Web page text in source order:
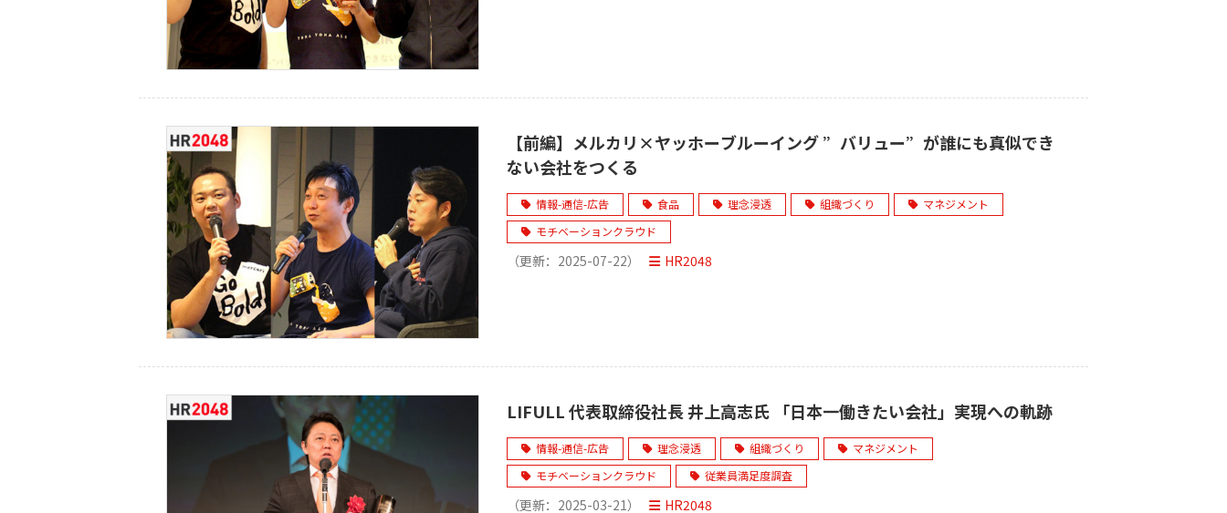
【前編】メルカリ×ヤッホーブルーイング ”バリュー”が誰にも真似でき
ない会社をつくる
情報-通信-広告 食品 理念浸透 組織づくり
マネジメント
モチベーションクラウド
（更新： 2025-07-22） HR2048
LIFULL 代表取締役社長 井上高志氏 「日本一働きたい会社」実現への軌跡
情報-通信-広告 理念浸透 組織づくり
マネジメント
モチベーションクラウド
従業員満足度調査
（更新： 2025-03-21） HR2048